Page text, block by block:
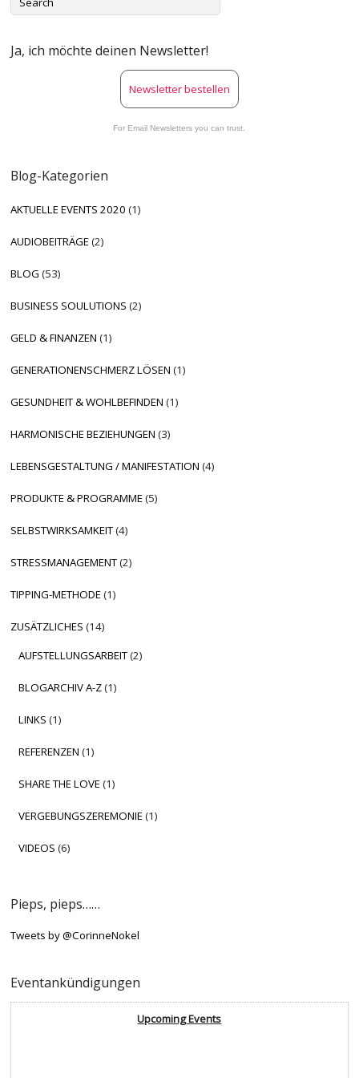
Ja, ich möchte deinen Newsletter!
Newsletter bestellen
For Email Newsletters you can trust.
Blog-Kategorien
AKTUELLE EVENTS 2020 (1)
AUDIOBEITRÄGE(2)
BLOG (53)
BUSINESS SOULUTIONS (2)
GELD & FINANZEN (1)
GENERATIONENSCHMERZ LÖSEN (1)
GESUNDHEIT & WOHLBEFINDEN (1)
HARMONISCHE BEZIEHUNGEN (3)
LEBENSGESTALTUNG / MANIFESTATION (4)
PRODUKTE & PROGRAMME(5)
SELBSTWIRKSAMKEIT(4)
STRESSMANAGEMENT(2)
TIPPING-METHODE(1)
ZUSÄTZLICHES (14)
AUFSTELLUNGSARBEIT(2)
BLOGARCHIV A-Z(1)
LINKS (1)
REFERENZEN (1)
SHARE THE LOVE(1)
VERGEBUNGSZEREMONIE(1)
VIDEOS (6)
Pieps, pieps……
Tweets by @CorinneNokel
Eventankündigungen
Upcoming Events